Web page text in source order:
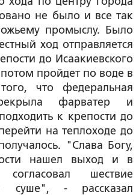
не было и все так
промыслу. Было
ход отправляется
до Исаакиевского
пройдет по воде в
что федеральная
фарватер и
к крепости до
на теплоходе до
"Слава Богу,
нашел выход и в
шествие
суше", - рассказал